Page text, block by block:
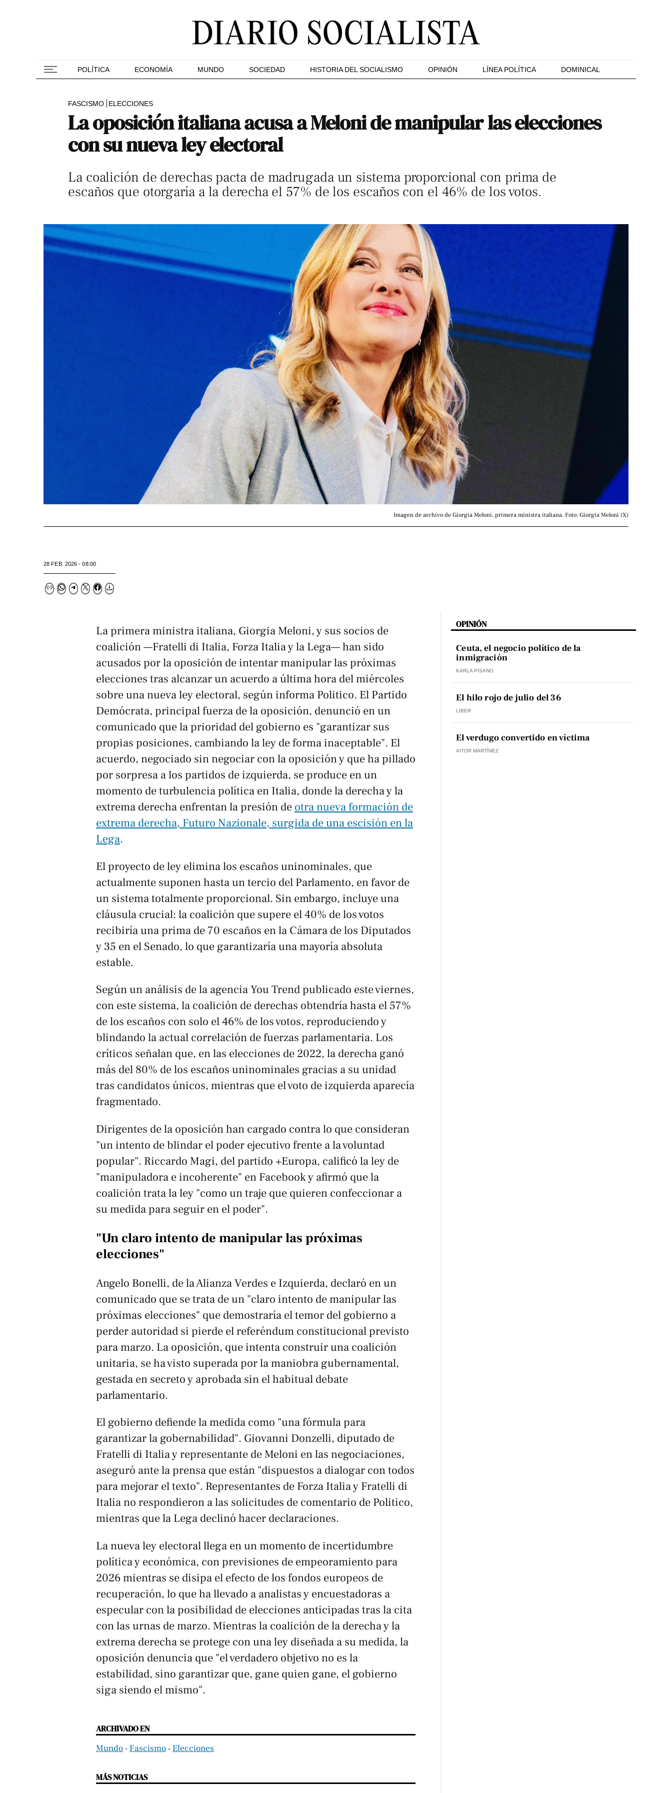
POLÍTICA ECONOMÍA MUNDO SOCIEDAD HISTORIA DEL SOCIALISMO OPINIÓN LÍNEA POLÍTICA DOMINICAL
FASCISMO ELECCIONES
La oposición italiana acusa a Meloni de manipular las elecciones
con su nueva ley electoral
La coalición de derechas pacta de madrugada un sistema proporcional con prima de
escaños que otorgaría a la derecha el 57% de los escaños con el 46% de los votos.
Imagen de archivo de Giorgia Meloni, primera ministra italiana. Foto: Giorgia Meloni (X)
28 FEB. 2026 - 08:00
La primera ministra italiana, Giorgia Meloni, y sus socios de
coalición —Fratelli di Italia, Forza Italia y la Lega— han sido
acusados por la oposición de intentar manipular las próximas
elecciones tras alcanzar un acuerdo a última hora del miércoles
sobre una nueva ley electoral, según informa Politico. El Partido
Demócrata, principal fuerza de la oposición, denunció en un
comunicado que la prioridad del gobierno es "garantizar sus
propias posiciones, cambiando la ley de forma inaceptable". El
acuerdo, negociado sin negociar con la oposición y que ha pillado
por sorpresa a los partidos de izquierda, se produce en un
momento de turbulencia política en Italia, donde la derecha y la
extrema derecha enfrentan la presión de otra nueva formación de
extrema derecha, Futuro Nazionale, surgida de una escisión en la
Lega.
El proyecto de ley elimina los escaños uninominales, que
actualmente suponen hasta un tercio del Parlamento, en favor de
un sistema totalmente proporcional. Sin embargo, incluye una
cláusula crucial: la coalición que supere el 40% de los votos
recibiría una prima de 70 escaños en la Cámara de los Diputados
y 35 en el Senado, lo que garantizaría una mayoría absoluta
estable.
Según un análisis de la agenciaYou Trend publicado este viernes,
con este sistema, la coalición de derechas obtendría hasta el 57%
de los escaños con solo el 46% de los votos, reproduciendo y
blindando la actual correlación de fuerzas parlamentaria. Los
críticos señalan que, en las elecciones de 2022, la derecha ganó
más del 80% de los escaños uninominales gracias a su unidad
tras candidatos únicos, mientras que el voto de izquierda aparecía
fragmentado.
Dirigentes de la oposición han cargado contra lo que consideran
"un intento de blindar el poder ejecutivo frente a la voluntad
popular". Riccardo Magi, del partido +Europa, calificó la ley de
"manipuladora e incoherente" en Facebook y afirmó que la
coalición trata la ley "como un traje que quieren confeccionar a
su medida para seguir en el poder".
"Un claro intento de manipular las próximas
elecciones"
Angelo Bonelli, de la Alianza Verdes e Izquierda, declaró en un
comunicado que se trata de un "claro intento de manipular las
próximas elecciones" que demostraría el temor del gobierno a
perder autoridad si pierde el referéndum constitucional previsto
para marzo. La oposición, que intenta construir una coalición
unitaria, se ha visto superada por la maniobra gubernamental,
gestada en secreto y aprobada sin el habitual debate
parlamentario.
El gobierno defiende la medida como "una fórmula para
garantizar la gobernabilidad". Giovanni Donzelli, diputado de
Fratelli di Italia y representante de Meloni en las negociaciones,
aseguró ante la prensa que están "dispuestos a dialogar con todos
para mejorar el texto". Representantes de Forza Italia y Fratelli di
Italia no respondieron a las solicitudes de comentario de Politico,
mientras que la Lega declinó hacer declaraciones.
La nueva ley electoral llega en un momento de incertidumbre
política y económica, con previsiones de empeoramiento para
2026 mientras se disipa el efecto de los fondos europeos de
recuperación, lo que ha llevado a analistas y encuestadoras a
especular con la posibilidad de elecciones anticipadas tras la cita
con las urnas de marzo. Mientras la coalición de la derecha y la
extrema derecha se protege con una ley diseñada a su medida, la
oposición denuncia que "el verdadero objetivo no es la
estabilidad, sino garantizar que, gane quien gane, el gobierno
siga siendo el mismo".
ARCHIVADO EN
Mundo ‧ Fascismo ‧ Elecciones
MÁS NOTICIAS
OPINIÓN
Ceuta, el negocio político de la
inmigración
KARLA PISANO
El hilo rojo de julio del 36
LIBER
El verdugo convertido en víctima
AITOR MARTÍNEZ